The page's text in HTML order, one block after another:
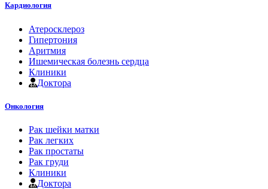
Кардиология
Атеросклероз
Гипертония
Аритмия
Ишемическая болезнь сердца
Клиники
Доктора
Онкология
Рак шейки матки
Рак легких
Рак простаты
Рак груди
Клиники
Доктора